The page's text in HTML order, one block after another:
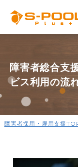
障害者総合支
ビス利用の流
障害者採用・雇用支援